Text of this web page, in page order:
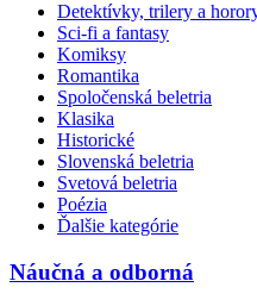
Detektívky, trilery a
Sci-fi a fantasy
Komiksy
Romantika
Spoločenská beletria
Klasika
Historické
Slovenská beletria
Svetová beletria
Poézia
Ďalšie kategórie
Náučná a odborná